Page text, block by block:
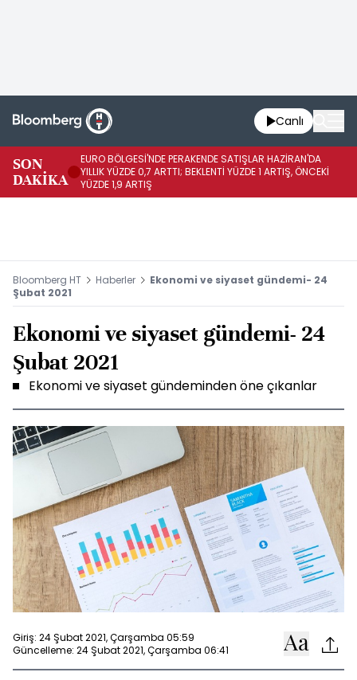
Canlı
SON
DAKİKA
EURO BÖLGESİ'NDE PERAKENDE SATIŞLAR HAZİRAN'DA
YILLIK YÜZDE 0,7 ARTTI; BEKLENTİ YÜZDE 1 ARTIŞ, ÖNCEKİ
YÜZDE 1,9 ARTIŞ
Bloomberg HT Haberler
Ekonomi ve siyaset gündemi- 24
Şubat 2021
Ekonomi ve siyaset gündemi- 24
Şubat 2021
Ekonomi ve siyaset gündeminden öne çıkanlar
Giriş: 24 Şubat 2021, Çarşamba 05:59
Güncelleme: 24 Şubat 2021, Çarşamba 06:41